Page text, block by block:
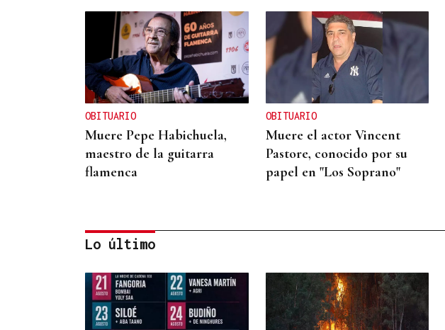
OBITUARIO
Muere Pepe Habichuela,
maestro de la guitarra
flamenca
OBITUARIO
Muere el actor Vincent
Pastore, conocido por su
papel en "Los Soprano"
OBITUARIO
Muere el padre de Paula
Lo último